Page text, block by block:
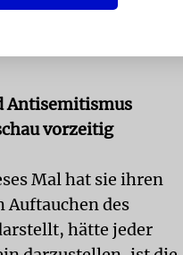
Land selbst richte.
Antisemitismus
vorzeitig
Mal hat sie ihren
Auftauchen des
hätte jeder